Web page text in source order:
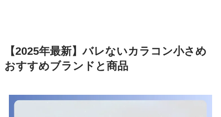
【2025年最新】バレないカラコン小さめ
おすすめブランドと商品